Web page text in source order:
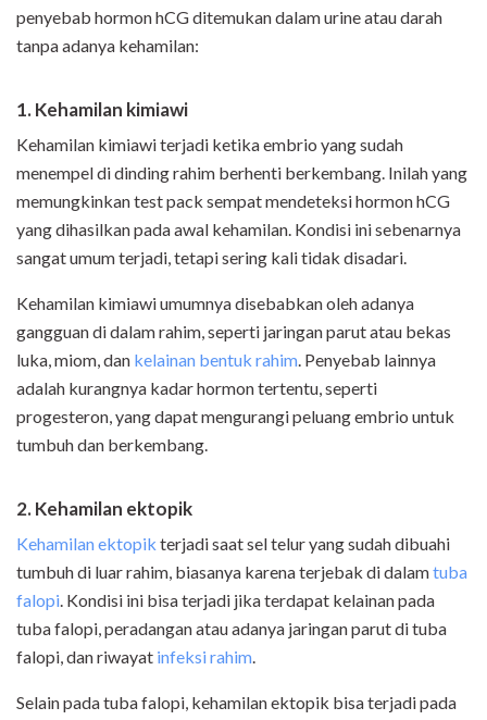
penyebab hormon hCG ditemukan dalam urine atau darah
tanpa adanya kehamilan:
1. Kehamilan kimiawi
Kehamilan kimiawi terjadi ketika embrio yang sudah
menempel di dinding rahim berhenti berkembang. Inilah yang
memungkinkan test pack sempat mendeteksi hormon hCG
yang dihasilkan pada awal kehamilan. Kondisi ini sebenarnya
sangat umum terjadi, tetapi sering kali tidak disadari.
Kehamilan kimiawi umumnya disebabkan oleh adanya
gangguan di dalam rahim, seperti jaringan parut atau bekas
luka, miom, dan kelainan bentuk rahim. Penyebab lainnya
adalah kurangnya kadar hormon tertentu, seperti
progesteron, yang dapat mengurangi peluang embrio untuk
tumbuh dan berkembang.
2. Kehamilan ektopik
Kehamilan ektopik terjadi saat sel telur yang sudah dibuahi
tumbuh di luar rahim, biasanya karena terjebak di dalamtuba
falopi. Kondisi ini bisa terjadi jika terdapat kelainan pada
tuba falopi, peradangan atau adanya jaringan parut di tuba
falopi, dan riwayat infeksi rahim.
Selain pada tuba falopi, kehamilan ektopik bisa terjadi pada